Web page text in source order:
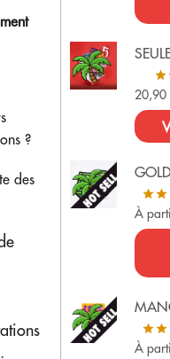
?
des
20,90
À
À